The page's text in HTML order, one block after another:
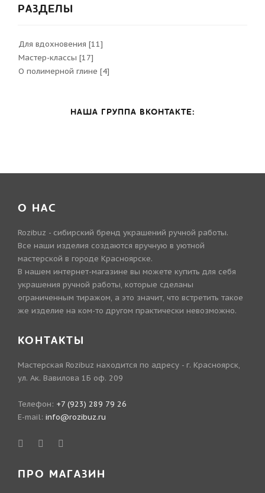
РАЗДЕЛЫ
Для вдохновения [11]
Мастер-классы [17]
О полимерной глине [4]
НАША ГРУППА ВКОНТАКТЕ:
О НАС
Rozibuz - сибирский бренд украшений ручной работы.
Все наши изделия создаются вручную в уютной
мастерской в городе Красноярске.
В нашем интернет-магазине вы можете купить для себя
украшения ручной работы, которые сделаны
ограниченным тиражом, а это значит, что встретить такое
же изделие на ком-то другом практически невозможно.
КОНТАКТЫ
Мастерская Rozibuz находится по адресу - г. Красноярск,
ул. Ак. Вавилова 1Б оф. 209
Телефон: +7 (923) 289 79 26
E-mail: info@rozibuz.ru
ПРО МАГАЗИН